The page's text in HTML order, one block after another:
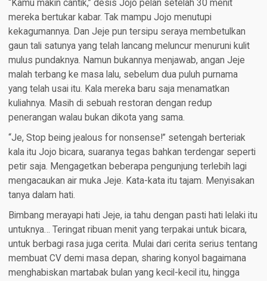
“Kamu makin cantik,” desis Jojo pelan setelah 30 menit
mereka bertukar kabar. Tak mampu Jojo menutupi
kekagumannya. Dan Jeje pun tersipu seraya membetulkan
gaun tali satunya yang telah lancang meluncur menuruni kulit
mulus pundaknya. Namun bukannya menjawab, angan Jeje
malah terbang ke masa lalu, sebelum dua puluh purnama
yang telah usai itu. Kala mereka baru saja menamatkan
kuliahnya. Masih di sebuah restoran dengan redup
penerangan walau bukan dikota yang sama.
“Je, Stop being jealous for nonsense!” setengah berteriak
kala itu Jojo bicara, suaranya tegas bahkan terdengar seperti
petir saja. Mengagetkan beberapa pengunjung terlebih lagi
mengacaukan air muka Jeje. Kata-kata itu tajam. Menyisakan
tanya dalam hati.
Bimbang merayapi hati Jeje, ia tahu dengan pasti hati lelaki itu
untuknya… Teringat ribuan menit yang terpakai untuk bicara,
untuk berbagi rasa juga cerita. Mulai dari cerita serius tentang
membuat CV demi masa depan, sharing konyol bagaimana
menghabiskan martabak bulan yang kecil-kecil itu, hingga